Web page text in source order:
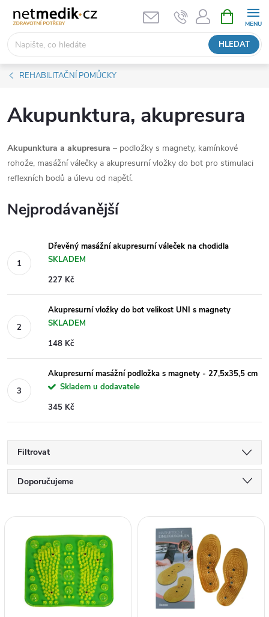
obsah
HLEDAT
NÁKUPNÍ
KOŠÍK
REHABILITAČNÍ POMŮCKY
Akupunktura, akupresura
Akupunktura a akupresura – podložky s magnety, kamínkové
rohože, masážní válečky a akupresurní vložky do bot pro stimulaci
reflexních bodů a úlevu od napětí.
Nejprodávanější
Dřevěný masážní akupresurní váleček na chodidla
SKLADEM
227 Kč
Akupresurní vložky do bot velikost UNI s magnety
SKLADEM
148 Kč
Akupresurní masážní podložka s magnety - 27,5x35,5 cm
Skladem u dodavatele
345 Kč
Filtrovat
Ř
a
Doporučujeme
Nejprodávanější
Abecedně
V